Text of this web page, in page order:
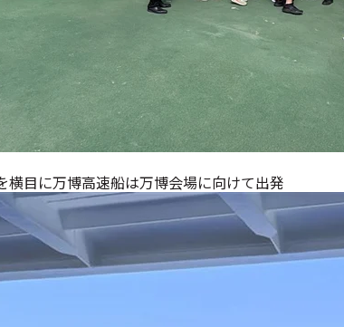
目に万博高速船は万博会場に向けて出発